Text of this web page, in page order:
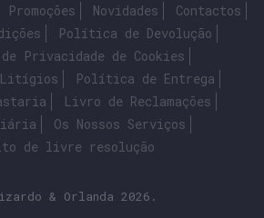
Promoções Novidades
Contactos
Política de Devolução
Privacidade de Cookies
Litígios
Política de Entrega
Livro de Reclamações
Os Nossos Serviços
de livre resolução
& Orlanda 2026.